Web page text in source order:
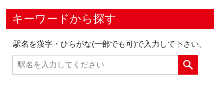
キーワードから探す
駅名を漢字・ひらがな(一部でも可)で入力して下さい。